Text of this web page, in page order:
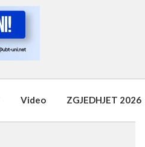
Video ZGJEDHJET 2026